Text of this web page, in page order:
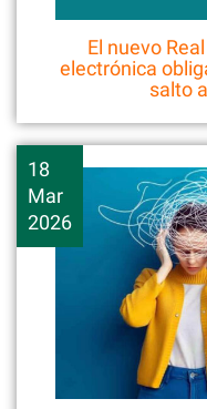
El nuevo
electrónica
salto
18
Mar
2026